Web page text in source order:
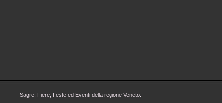
Sagre, Fiere, Feste ed Eventi della regione Veneto.